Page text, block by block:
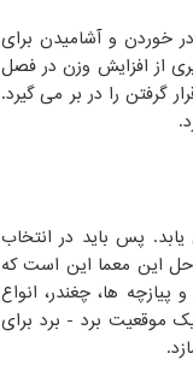
خوردن و آشامیدن برای
از افزایش وزن در فصل
گرفتن را در بر می گیرد.
پس باید در انتخاب
حل این معما این است که
ها، چغندر، انواع
موقعیت برد - برد برای